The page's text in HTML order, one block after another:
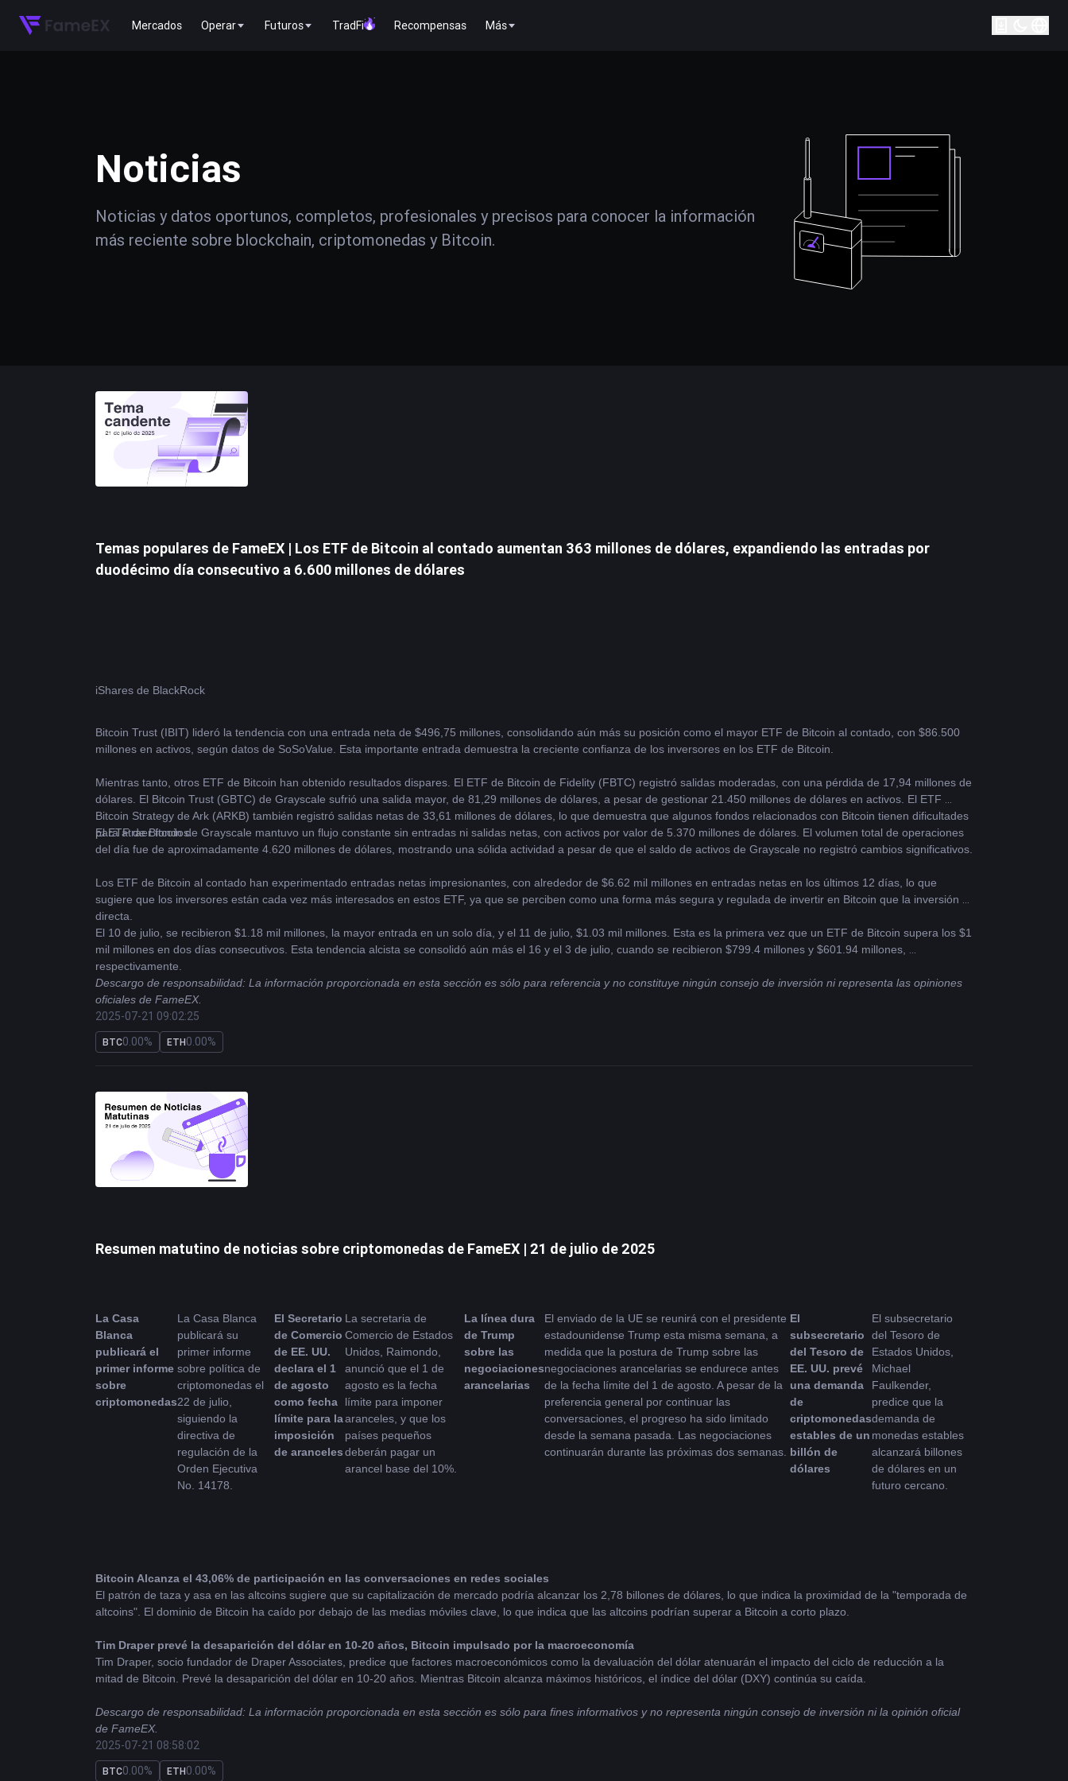
Mercados Operar Futuros TradFi Recompensas Más
Noticias
Noticias y datos oportunos, completos, profesionales y precisos para conocer la información
más reciente sobre blockchain, criptomonedas y Bitcoin.
Temas populares de FameEX | Los ETF de Bitcoin al contado aumentan 363 millones de dólares, expandiendo las entradas por
duodécimo día consecutivo a 6.600 millones de dólares
iShares de BlackRock
Bitcoin Trust (IBIT) lideró la tendencia con una entrada neta de $496,75 millones, consolidando aún más su posición como el mayor ETF de Bitcoin al contado, con $86.500
millones en activos, según datos de SoSoValue. Esta importante entrada demuestra la creciente confianza de los inversores en los ETF de Bitcoin.
Mientras tanto, otros ETF de Bitcoin han obtenido resultados dispares. El ETF de Bitcoin de Fidelity (FBTC) registró salidas moderadas, con una pérdida de 17,94 millones de
dólares. El Bitcoin Trust (GBTC) de Grayscale sufrió una salida mayor, de 81,29 millones de dólares, a pesar de gestionar 21.450 millones de dólares en activos. El ETF
Bitcoin Strategy de Ark (ARKB) también registró salidas netas de 33,61 millones de dólares, lo que demuestra que algunos fondos relacionados con Bitcoin tienen dificultades
para atraer fondos.
El ETF de Bitcoin de Grayscale mantuvo un flujo constante sin entradas ni salidas netas, con activos por valor de 5.370 millones de dólares. El volumen total de operaciones
del día fue de aproximadamente 4.620 millones de dólares, mostrando una sólida actividad a pesar de que el saldo de activos de Grayscale no registró cambios significativos.
Los ETF de Bitcoin al contado han experimentado entradas netas impresionantes, con alrededor de $6.62 mil millones en entradas netas en los últimos 12 días, lo que
sugiere que los inversores están cada vez más interesados en estos ETF, ya que se perciben como una forma más segura y regulada de invertir en Bitcoin que la inversión
directa.
El 10 de julio, se recibieron $1.18 mil millones, la mayor entrada en un solo día, y el 11 de julio, $1.03 mil millones. Esta es la primera vez que un ETF de Bitcoin supera los $1
mil millones en dos días consecutivos. Esta tendencia alcista se consolidó aún más el 16 y el 3 de julio, cuando se recibieron $799.4 millones y $601.94 millones,
respectivamente.
Descargo de responsabilidad: La información proporcionada en esta sección es sólo para referencia y no constituye ningún consejo de inversión ni representa las opiniones
oficiales de FameEX.
2025-07-21 09:02:25
BTC0.00% ETH0.00%
Resumen matutino de noticias sobre criptomonedas de FameEX | 21 de julio de 2025
La Casa
Blanca
publicará el
primer informe
sobre
criptomonedas
La Casa Blanca
publicará su
primer informe
sobre política de
criptomonedas el
22 de julio,
siguiendo la
directiva de
regulación de la
Orden Ejecutiva
No. 14178.
El Secretario
de Comercio
de EE. UU.
declara el 1
de agosto
como fecha
límite para la
imposición
de aranceles
La secretaria de
Comercio de Estados
Unidos, Raimondo,
anunció que el 1 de
agosto es la fecha
límite para imponer
aranceles, y que los
países pequeños
deberán pagar un
arancel base del 10%.
La línea dura
de Trump
sobre las
negociaciones
arancelarias
El enviado de la UE se reunirá con el presidente
estadounidense Trump esta misma semana, a
medida que la postura de Trump sobre las
negociaciones arancelarias se endurece antes
de la fecha límite del 1 de agosto. A pesar de la
preferencia general por continuar las
conversaciones, el progreso ha sido limitado
desde la semana pasada. Las negociaciones
continuarán durante las próximas dos semanas.
El
subsecretario
del Tesoro de
EE. UU. prevé
una demanda
de
criptomonedas
estables de un
billón de
dólares
El subsecretario
del Tesoro de
Estados Unidos,
Michael
Faulkender,
predice que la
demanda de
monedas estables
alcanzará billones
de dólares en un
futuro cercano.
Bitcoin Alcanza el 43,06% de participación en las conversaciones en redes sociales
El patrón de taza y asa en las altcoins sugiere que su capitalización de mercado podría alcanzar los 2,78 billones de dólares, lo que indica la proximidad de la "temporada de
altcoins". El dominio de Bitcoin ha caído por debajo de las medias móviles clave, lo que indica que las altcoins podrían superar a Bitcoin a corto plazo.
Tim Draper prevé la desaparición del dólar en 10-20 años, Bitcoin impulsado por la macroeconomía
Tim Draper, socio fundador de Draper Associates, predice que factores macroeconómicos como la devaluación del dólar atenuarán el impacto del ciclo de reducción a la
mitad de Bitcoin. Prevé la desaparición del dólar en 10-20 años. Mientras Bitcoin alcanza máximos históricos, el índice del dólar (DXY) continúa su caída.
Descargo de responsabilidad: La información proporcionada en esta sección es sólo para fines informativos y no representa ningún consejo de inversión ni la opinión oficial
de FameEX.
2025-07-21 08:58:02
BTC0.00% ETH0.00%